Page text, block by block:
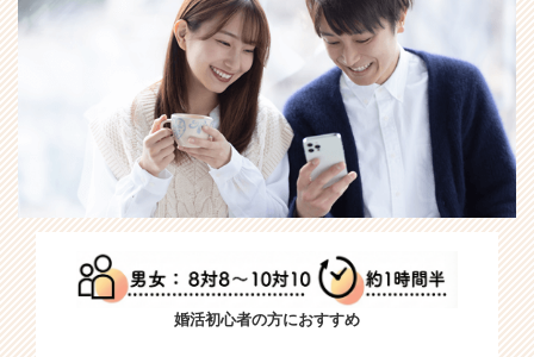
婚活初心者の方におすすめ